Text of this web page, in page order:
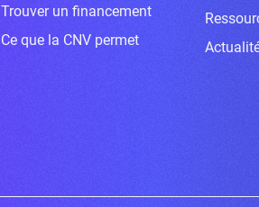
Trouver un financement
Ce que la CNV permet